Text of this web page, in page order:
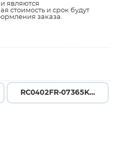
являются
стоимость и срок будут
заказа.
RC0402FR-07365KL →